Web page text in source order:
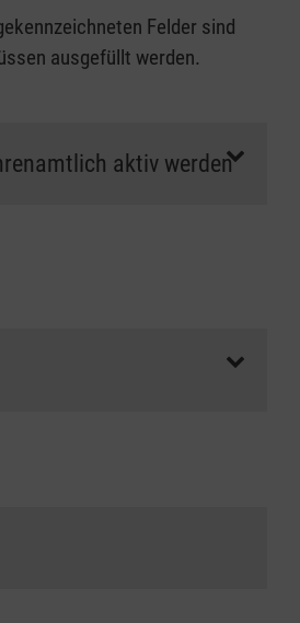
Felder sind
ausgefüllt werden.